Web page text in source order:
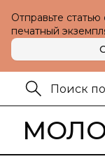
Отправьте
печатный